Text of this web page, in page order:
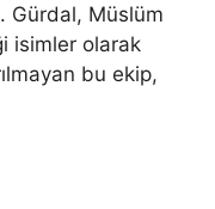
Gürdal, Müslüm
isimler olarak
bu ekip,